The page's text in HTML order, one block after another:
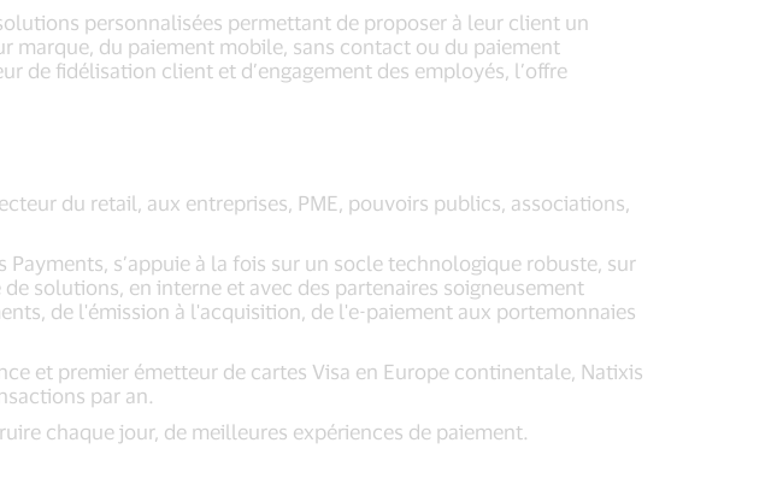
personnalisées permettant de proposer à leur client un
marque, du paiement mobile, sans contact ou du paiement
de fidélisation client et d’engagement des employés, l’offre
du retail, aux entreprises, PME, pouvoirs publics, associations,
s’appuie à la fois sur un socle technologique robuste, sur
solutions, en interne et avec des partenaires soigneusement
de l'émission à l'acquisition, de l'e-paiement aux portemonnaies
et premier émetteur de cartes Visa en Europe continentale, Natixis
par an.
chaque jour, de meilleures expériences de paiement.